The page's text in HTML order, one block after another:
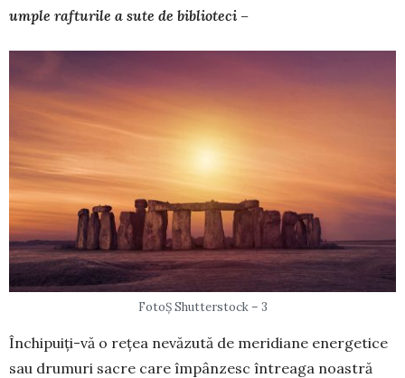
umple rafturile a sute de biblioteci –
FotoȘ Shutterstock – 3
Închipuiți-vă o rețea nevăzută de meridiane energetice
sau drumuri sacre care împânzesc întreaga noastră